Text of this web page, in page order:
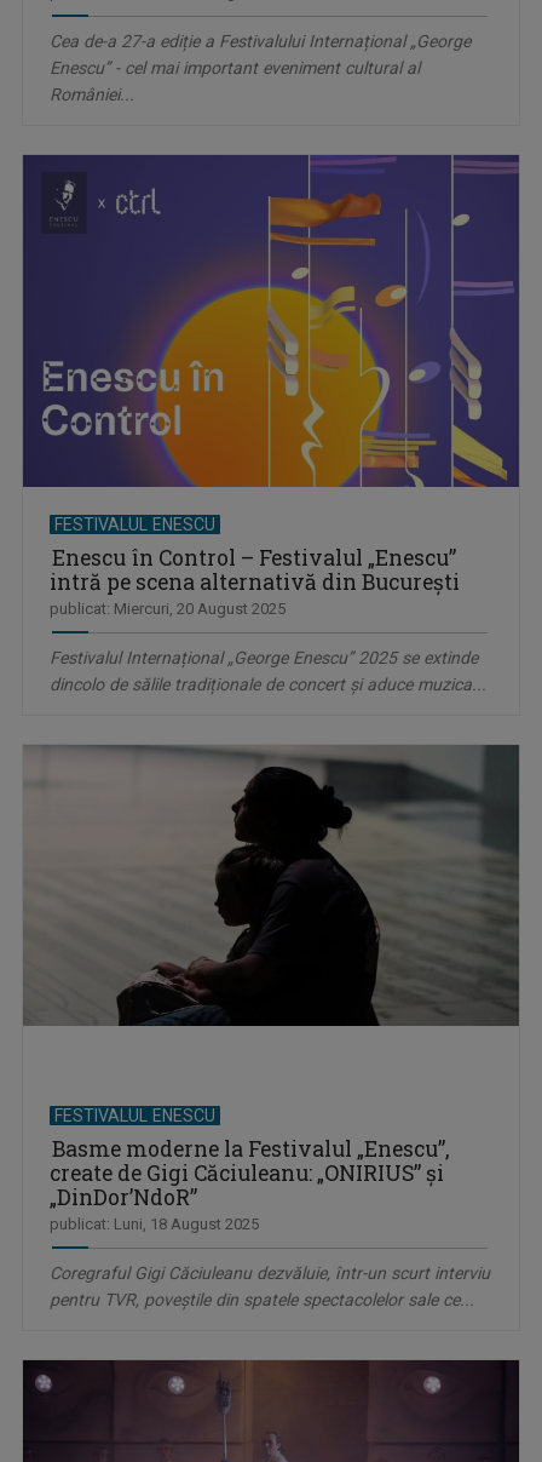
Cea de-a 27-a ediție a Festivalului Internațional „George
Enescu” - cel mai important eveniment cultural al
României...
FESTIVALUL ENESCU
Enescu în Control – Festivalul „Enescu”
intră pe scena alternativă din București
publicat: Miercuri, 20 August 2025
Festivalul Internațional „George Enescu” 2025 se extinde
dincolo de sălile tradiționale de concert și aduce muzica...
FESTIVALUL ENESCU
Basme moderne la Festivalul „Enescu”,
create de Gigi Căciuleanu: „ONIRIUS” și
„DinDor’NdoR”
publicat: Luni, 18 August 2025
Coregraful Gigi Căciuleanu dezvăluie, într-un scurt interviu
pentru TVR, poveștile din spatele spectacolelor sale ce...